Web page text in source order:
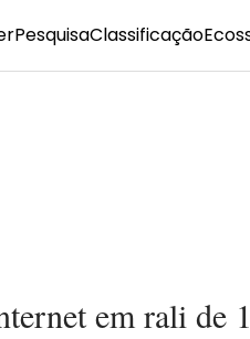
PesquisaClassificação
em rali de